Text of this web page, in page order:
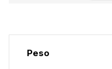
Peso